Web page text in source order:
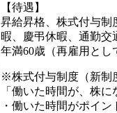
【待遇】
昇給昇格、株式付与
暇、慶弔休暇、通勤
年満60歳（再雇用とし
※株式付与制度（新制
「働いた時間が、株に
・働いた時間がポイ